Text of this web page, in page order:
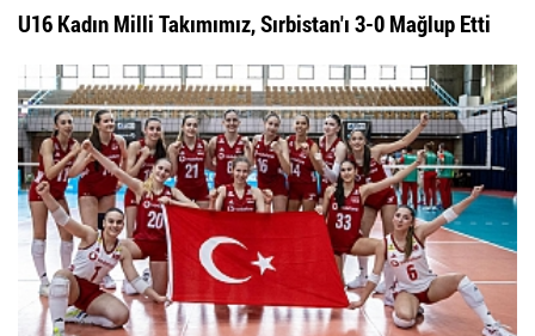
U16 Kadın Milli Takımımız, Sırbistan'ı 3-0 Mağlup Etti